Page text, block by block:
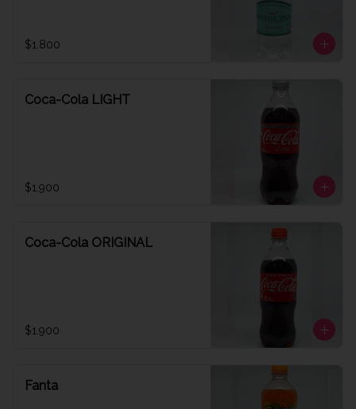
$1.800
Coca-Cola LIGHT
$1.900
Coca-Cola ORIGINAL
$1.900
Fanta